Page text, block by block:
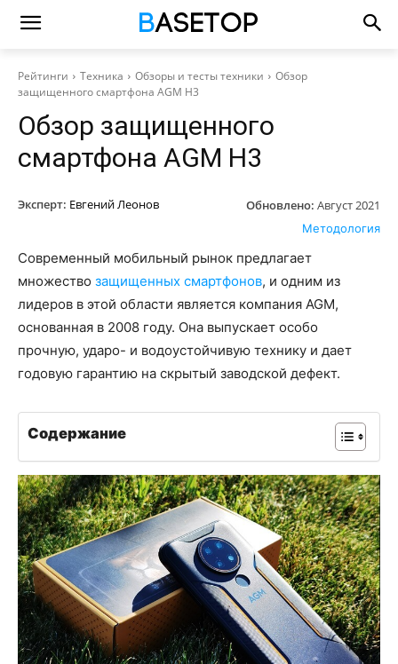
Рейтинги Техника Обзоры и тесты техники
Обзор
защищенного смартфона AGM H3
Обзор защищенного
смартфона AGM H3
Эксперт: Евгений Леонов Обновлено: Август 2021
Методология
Современный мобильный рынок предлагает
множество защищенных смартфонов, и одним из
лидеров в этой области является компания AGM,
основанная в 2008 году. Она выпускает особо
прочную, ударо- и водоустойчивую технику и дает
годовую гарантию на скрытый заводской дефект.
Содержание